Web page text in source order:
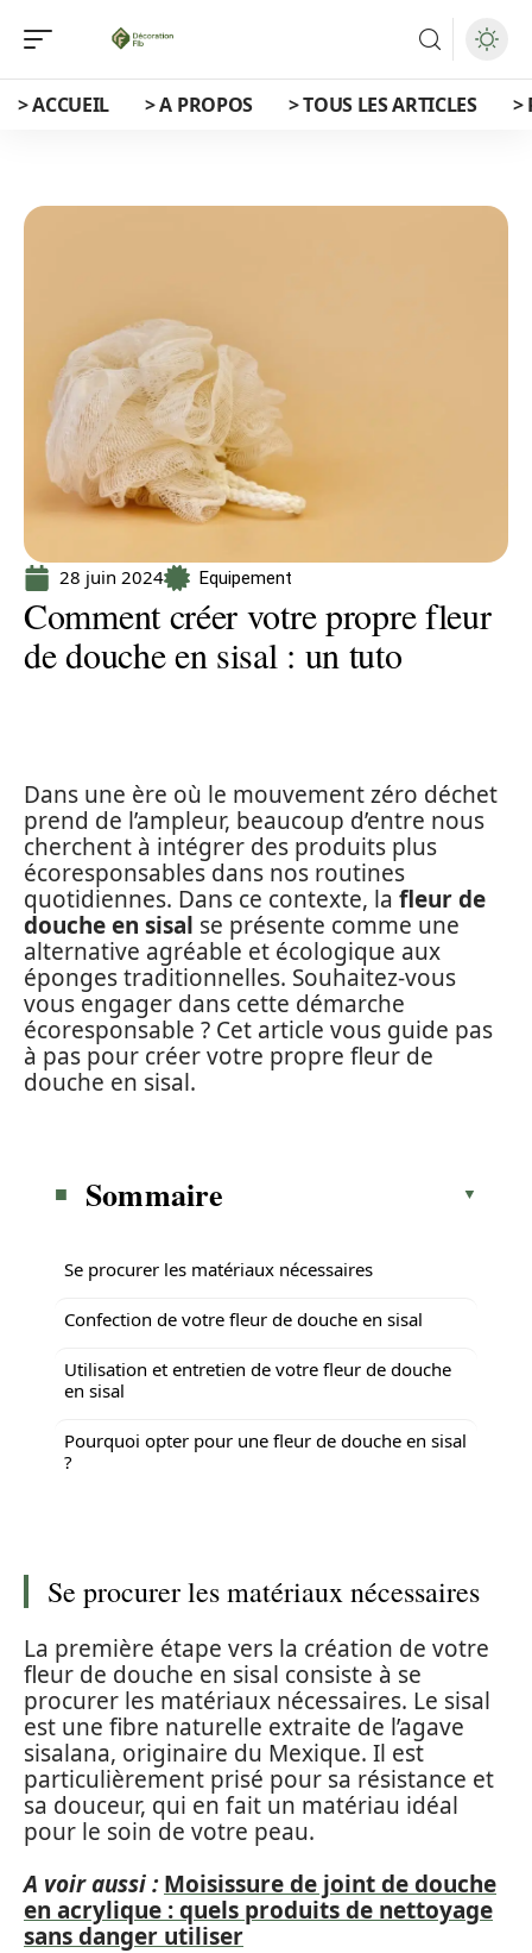
> ACCUEIL > A PROPOS > TOUS LES ARTICLES >
28 juin 2024 Equipement
Comment créer votre propre fleur
de douche en sisal : un tuto
Dans une ère où le mouvement zéro déchet
prend de l’ampleur, beaucoup d’entre nous
cherchent à intégrer des produits plus
écoresponsables dans nos routines
quotidiennes. Dans ce contexte, la fleur de
douche en sisal se présente comme une
alternative agréable et écologique aux
éponges traditionnelles. Souhaitez-vous
vous engager dans cette démarche
écoresponsable ? Cet article vous guide pas
à pas pour créer votre propre fleur de
douche en sisal.
Sommaire
Se procurer les matériaux nécessaires
Confection de votre fleur de douche en sisal
Utilisation et entretien de votre fleur de douche
en sisal
Pourquoi opter pour une fleur de douche en sisal
?
Se procurer les matériaux nécessaires
La première étape vers la création de votre
fleur de douche en sisal consiste à se
procurer les matériaux nécessaires. Le sisal
est une fibre naturelle extraite de l’agave
sisalana, originaire du Mexique. Il est
particulièrement prisé pour sa résistance et
sa douceur, qui en fait un matériau idéal
pour le soin de votre peau.
A voir aussi : Moisissure de joint de douche
en acrylique : quels produits de nettoyage
sans danger utiliser